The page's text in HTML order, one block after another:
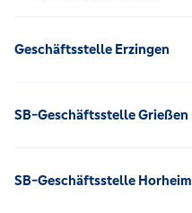
Geschäftsstelle Erzingen
SB-Geschäftsstelle Grießen
SB-Geschäftsstelle Horheim